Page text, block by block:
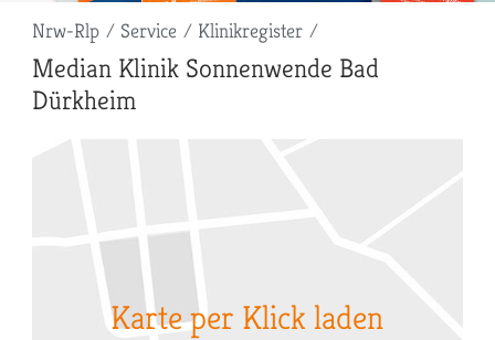
Pfadnavigation
Nrw-Rlp Service Klinikregister
Median Klinik Sonnenwende Bad
Dürkheim
Karte per Klick laden